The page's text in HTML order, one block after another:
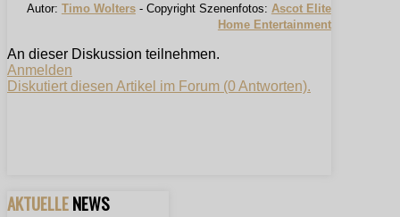
Autor: Timo Wolters- Copyright Szenenfotos: Ascot Elite
Home Entertainment
An dieser Diskussion teilnehmen.
Anmelden
Diskutiert diesen Artikel im Forum (0 Antworten).
AKTUELLENEWS